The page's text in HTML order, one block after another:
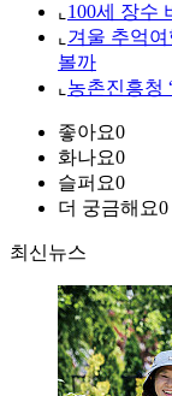
⌞ 100세 장수
⌞ 겨울 추억
볼까
⌞ 농촌진흥청
좋아요0
화나요0
슬퍼요0
더 궁금해요0
최신뉴스